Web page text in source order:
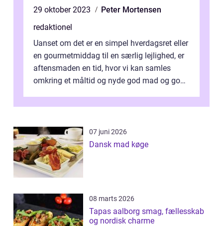
29 oktober 2023
Peter Mortensen
redaktionel
Uanset om det er en simpel hverdagsret eller
en gourmetmiddag til en særlig lejlighed, er
aftensmaden en tid, hvor vi kan samles
omkring et måltid og nyde god mad og godt
07 juni 2026
Dansk mad køge
08 marts 2026
Tapas aalborg smag, fællesskab
og nordisk charme